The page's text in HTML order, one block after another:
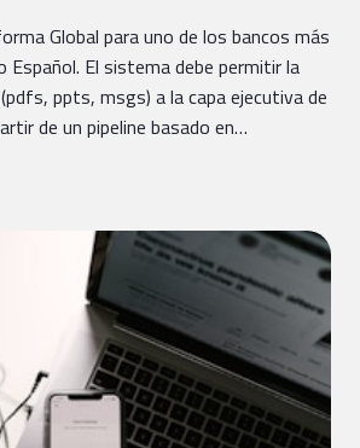
Global para uno de los bancos más
Español. El sistema debe permitir la
ppts, msgs) a la capa ejecutiva de
de un pipeline basado en…